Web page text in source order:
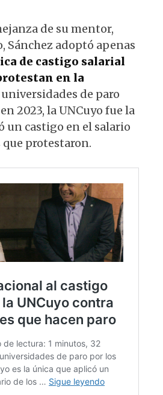
de su mentor,
Sánchez adoptó apenas
de castigo salarial
en la
universidades de paro
2023, la UNCuyo fue la
un castigo en el salario
que protestaron.